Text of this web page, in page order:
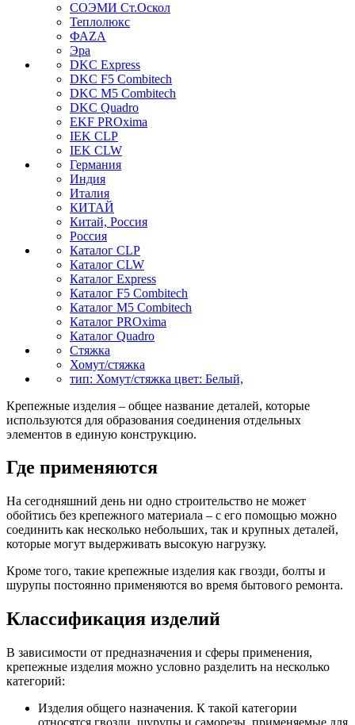
СОЭМИ Ст.Оскол
Теплолюкс
ФАZА
Эра
DKC Express
DKC F5 Combitech
DKC M5 Combitech
DKC Quadro
EKF PROxima
IEK CLP
IEK CLW
Германия
Индия
Италия
КИТАЙ
Китай, Россия
Россия
Каталог CLP
Каталог CLW
Каталог Express
Каталог F5 Combitech
Каталог M5 Combitech
Каталог PROxima
Каталог Quadro
Стяжка
Хомут/стяжка
тип: Хомут/стяжка цвет: Белый,
Крепежные изделия – общее название деталей, которые
используются для образования соединения отдельных
элементов в единую конструкцию.
Где применяются
На сегодняшний день ни одно строительство не может
обойтись без крепежного материала – с его помощью можно
соединить как несколько небольших, так и крупных деталей,
которые могут выдерживать высокую нагрузку.
Кроме того, такие крепежные изделия как гвозди, болты и
шурупы постоянно применяются во время бытового ремонта.
Классификация изделий
В зависимости от предназначения и сферы применения,
крепежные изделия можно условно разделить на несколько
категорий:
Изделия общего назначения. К такой категории